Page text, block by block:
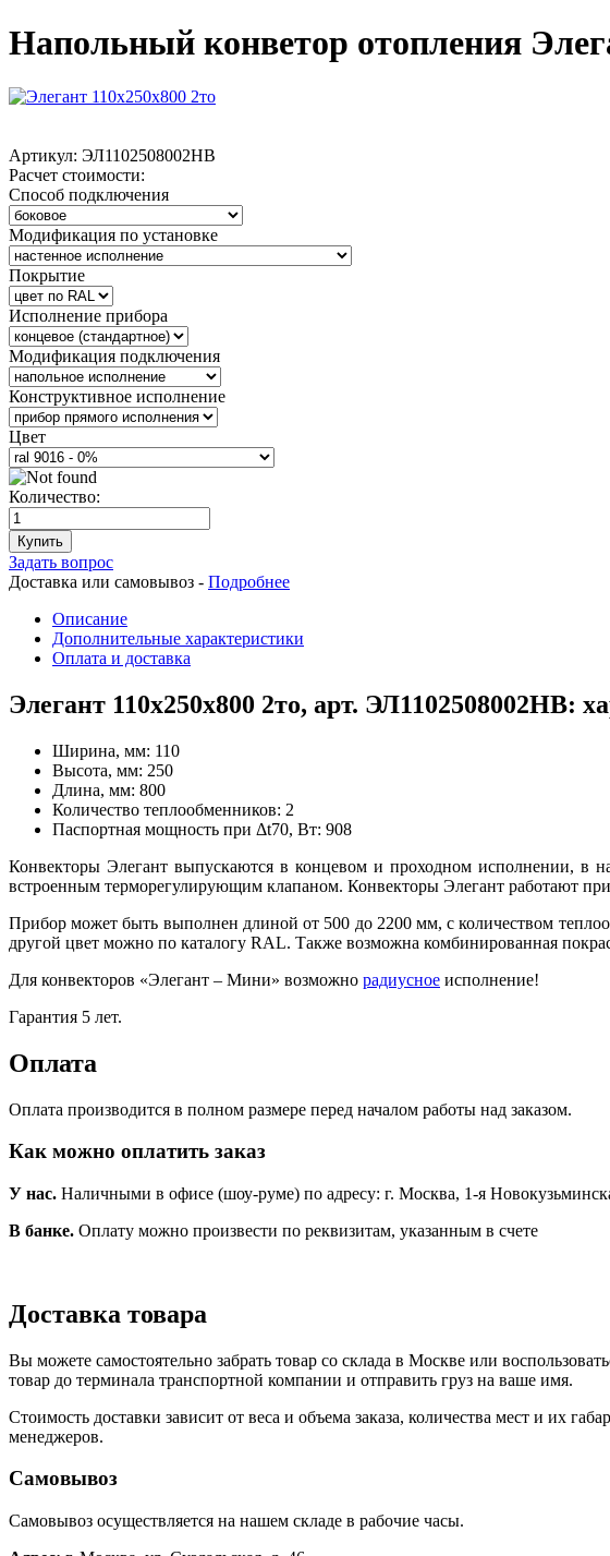
Напольный конветор отопления
Артикул: ЭЛ1102508002НВ
Расчет стоимости:
Способ подключения
Модификация по установке
Покрытие
Исполнение прибора
Модификация подключения
Конструктивное исполнение
Цвет
Количество:
Купить
Задать вопрос
Доставка или самовывоз - Подробнее
Описание
Дополнительные характеристики
Оплата и доставка
Элегант 110x250x800 2то, арт. ЭЛ1102508002НВ:
Ширина, мм: 110
Высота, мм: 250
Длина, мм: 800
Количество теплообменников: 2
Паспортная мощность при Δt70, Вт: 908
Конвекторы Элегант выпускаются в концевом и проходном исполнении, в
встроенным терморегулирующим клапаном. Конвекторы Элегант работают
Прибор может быть выполнен длиной от 500 до 2200 мм, с количеством
другой цвет можно по каталогу RAL. Также возможна комбинированная
Для конвекторов «Элегант – Мини» возможно радиусное исполнение!
Гарантия 5 лет.
Оплата
Оплата производится в полном размере перед началом работы над заказом.
Как можно оплатить заказ
У нас. Наличными в офисе (шоу-руме) по адресу: г. Москва, 1-я
В банке. Оплату можно произвести по реквизитам, указанным в счете
Доставка товара
Вы можете самостоятельно забрать товар со склада в Москве или
товар до терминала транспортной компании и отправить груз на ваше имя.
Стоимость доставки зависит от веса и объема заказа, количества мест и их
менеджеров.
Самовывоз
Самовывоз осуществляется на нашем складе в рабочие часы.